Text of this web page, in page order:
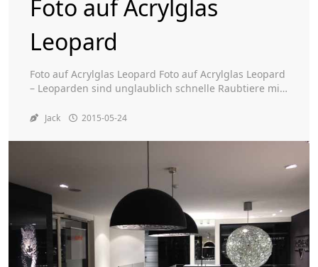
Toggle
Foto auf Acrylglas
Leopard
Foto auf Acrylglas Leopard Foto auf Acrylglas Leopard
– Leoparden sind unglaublich schnelle Raubtiere mit
sich gut in Ihrer Einrichtung verarbeiten.
Leoparden oder dekorieren Sie Ihre Wohnung mit
Bewegung, Expression und Geschwindigkeit aus.
Lesen Sie mehr über Foto […]
Jack 2015-05-24